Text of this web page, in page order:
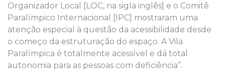
Organizador Local [LOC, na sigla inglês] e o Comitê
Paralímpico Internacional [IPC] mostraram uma
atenção especial à questão da acessibilidade desde
o começo da estruturação do espaço. A Vila
Paralímpica é totalmente acessível e dá total
autonomia para as pessoas com deficiência”.